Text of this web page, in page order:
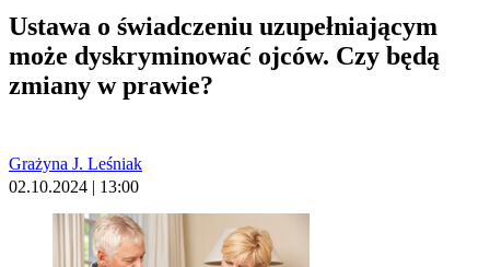
Ustawa o świadczeniu uzupełniającym
może dyskryminować ojców. Czy będą
zmiany w prawie?
Grażyna J. Leśniak
02.10.2024 | 13:00